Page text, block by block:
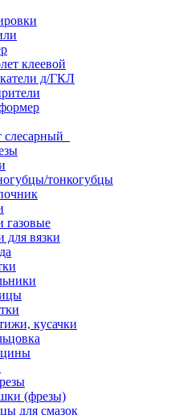
клеевой
д/ГКЛ
слесарный
тонкогубцы
газовые
для вязки
кусачки
(фрезы)
для смазок